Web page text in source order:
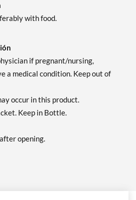
with food.
if pregnant/nursing,
a medical condition. Keep out of
occur in this product.
Keep in Bottle.
opening.